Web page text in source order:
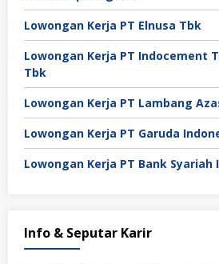
Lowongan Kerja PT Elnusa Tbk
Lowongan Kerja PT Indocement
Tbk
Lowongan Kerja PT Lambang
Lowongan Kerja PT Garuda
Lowongan Kerja PT Bank Syariah
Info & Seputar Karir